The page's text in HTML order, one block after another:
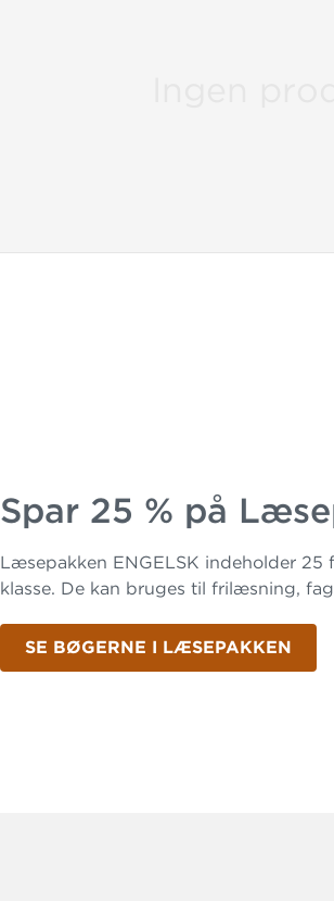
Spar 25 % på
Læsepakken ENGELSK indeholder
klasse. De kan bruges til frilæsning,
SE BØGERNE I LÆSEPAKKEN